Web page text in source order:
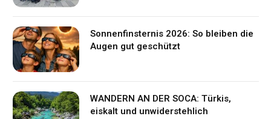
Sonnenfinsternis 2026: So bleiben die
Augen gut geschützt
WANDERN AN DER SOCA: Türkis,
eiskalt und unwiderstehlich